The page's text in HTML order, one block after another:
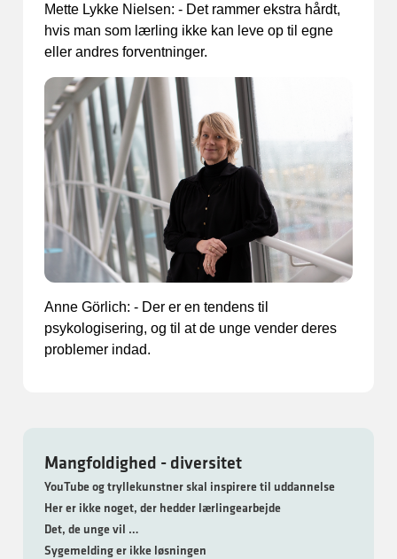
Mangfoldighed - diversitet
YouTube og tryllekunstner skal inspirere til uddannelse
Her er ikke noget, der hedder lærlingearbejde
Det, de unge vil …
Sygemelding er ikke løsningen
Mette Lykke Nielsen: - Det rammer ekstra hårdt,
hvis man som lærling ikke kan leve op til egne
eller andres forventninger.
Anne Görlich: - Der er en tendens til
psykologisering, og til at de unge vender deres
problemer indad.